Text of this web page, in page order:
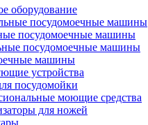
оборудование
посудомоечные машины
посудомоечные машины
посудомоечные машины
машины
устройства
посудомойки
моющие средства
для ножей